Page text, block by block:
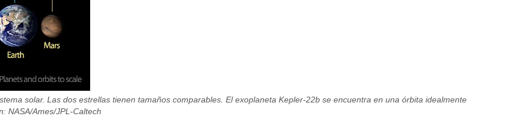
solar. Las dos estrellas tienen tamaños comparables. El exoplaneta Kepler-22b se encuentra en una órbita idealmente
NASA/Ames/JPL-Caltech